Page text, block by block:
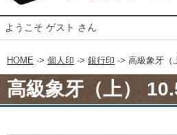
ようこそ ゲスト さん
HOME -> 個人印 -> 銀行印 -> 高級象牙（
高級象牙（上）